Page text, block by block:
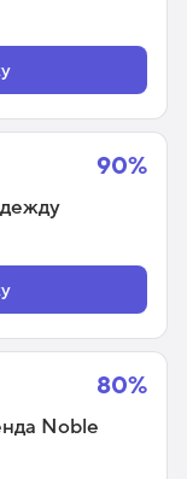
90%
80%
Noble